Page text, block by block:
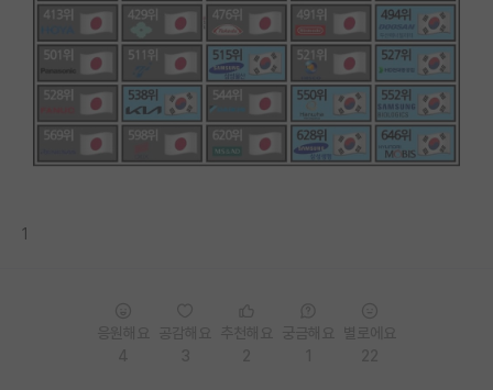
취업 게시판
임용 후기 게시판
PI 전용 게시판
인문사회 계열 게시판
1